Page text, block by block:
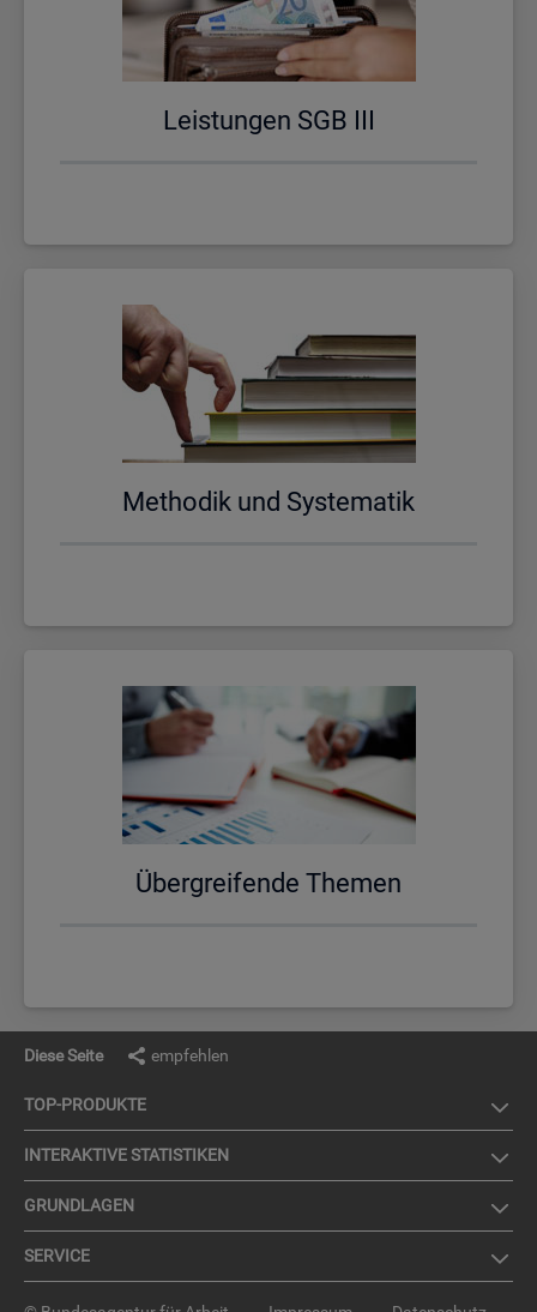
Leis­tun­gen SGB III
Me­tho­dik und Sys­te­ma­tik
Über­grei­fen­de The­men
Diese Seite empfehlen
TOP-PRO­DUK­TE
IN­TER­AK­TI­VE STA­TIS­TI­KEN
GRUND­LA­GEN
SER­VICE